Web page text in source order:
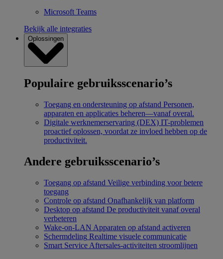
Microsoft Teams
Bekijk alle integraties
Oplossingen
Populaire gebruiksscenario’s
Toegang en ondersteuning op afstand Personen,
apparaten en applicaties beheren—vanaf overal.
Digitale werknemerservaring (DEX) IT-problemen
proactief oplossen, voordat ze invloed hebben op de
productiviteit.
Andere gebruiksscenario’s
Toegang op afstand Veilige verbinding voor betere
toegang
Controle op afstand Onafhankelijk van platform
Desktop op afstand De productiviteit vanaf overal
verbeteren
Wake-on-LAN Apparaten op afstand activeren
Schermdeling Realtime visuele communicatie
Smart Service Aftersales-activiteiten stroomlijnen